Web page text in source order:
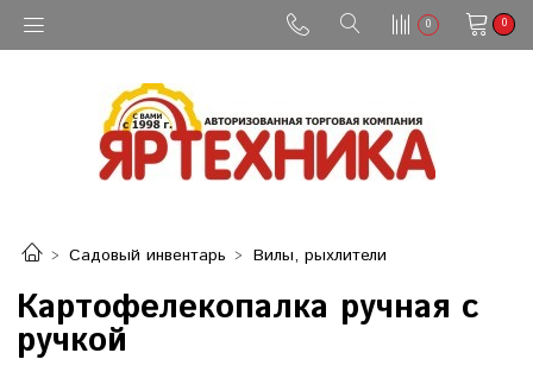
0 0
Садовый инвентарь Вилы, рыхлители
Картофелекопалка ручная с
ручкой